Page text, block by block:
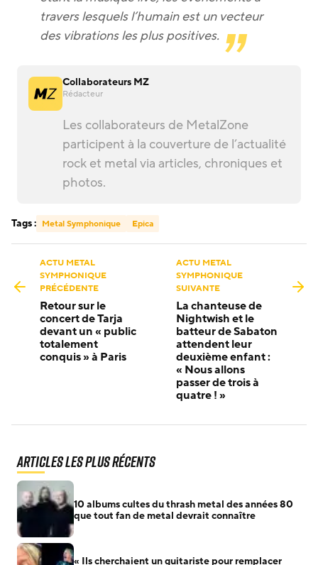
travers lesquels l’humain est un vecteur
des vibrations les plus positives.
Collaborateurs MZ
Rédacteur
Les collaborateurs de MetalZone
participent à la couverture de l’actualité
rock et metal via articles, chroniques et
photos.
Tags : Metal Symphonique Epica
ACTU METAL
SYMPHONIQUE
PRÉCÉDENTE
Retour sur le
concert de Tarja
devant un « public
totalement
conquis » à Paris
ACTU METAL
SYMPHONIQUE
SUIVANTE
La chanteuse de
Nightwish et le
batteur de Sabaton
attendent leur
deuxième enfant :
« Nous allons
passer de trois à
quatre ! »
Articles les plus récents
10 albums cultes du thrash metal des années 80
que tout fan de metal devrait connaître
« Ils cherchaient un guitariste pour remplacer